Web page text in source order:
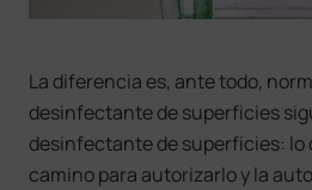
La diferencia es, ante todo,
desinfectante de superficies
desinfectante de superficies: lo
camino para autorizarlo y la